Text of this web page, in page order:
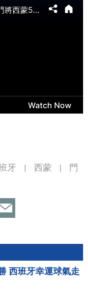
牙 西蒙
門
西班牙幸運球氣走